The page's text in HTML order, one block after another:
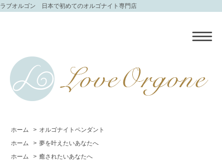
ラブオルゴン 日本で初めてのオルゴナイト専門店
ホーム > オルゴナイトペンダント
ホーム
> 夢を叶えたいあなたへ
ホーム
> 癒されたいあなたへ